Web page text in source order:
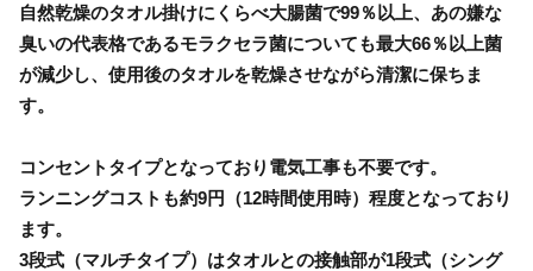
自然乾燥のタオル掛けにくらべ大腸菌で99％以上、あの嫌な
臭いの代表格であるモラクセラ菌についても最大66％以上菌
が減少し、使用後のタオルを乾燥させながら清潔に保ちま
す。
コンセントタイプとなっており電気工事も不要です。
ランニングコストも約9円（12時間使用時）程度となっており
ます。
3段式（マルチタイプ）はタオルとの接触部が1段式（シング